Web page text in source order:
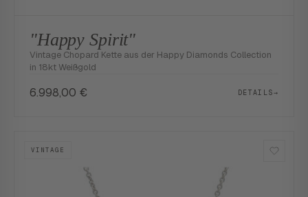
"Happy Spirit"
Vintage Chopard Kette aus der Happy Diamonds Collection
in 18kt Weißgold
6.998,00 € DETAILS→
VINTAGE